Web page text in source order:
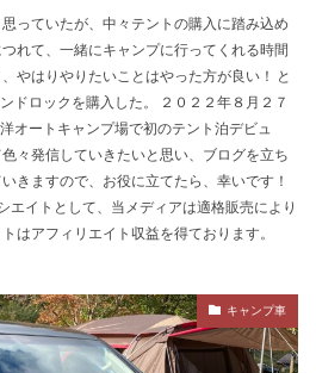
っていたが、中々テントの購入に踏み込め
れて、一緒にキャンプに行ってくれる時間
やはりやりたいことはやった方が良い！ と
ドロックを購入した。 ２０２２年８月２７
オートキャンプ場で初のテント泊デビュ
々発信していきたいと思い、ブログを立ち
きますので、お役に立てたら、幸いです！
イトとして、当メディアは適格販売により
はアフィリエイト収益を得ております。
キャンプ車